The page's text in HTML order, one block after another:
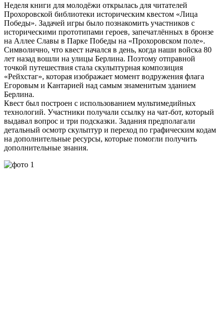
Неделя книги для молодёжи открылась для читателей
Прохоровской библиотеки историческим квестом «Лица
Победы». Задачей игры было познакомить участников с
историческими прототипами героев, запечатлённых в бронзе
на Аллее Славы в Парке Победы на «Прохоровском поле».
Символично, что квест начался в день, когда наши войска 80
лет назад вошли на улицы Берлина. Поэтому отправной
точкой путешествия стала скульптурная композиция
«Рейхстаг», которая изображает момент водружения флага
Егоровым и Кантарией над самым знаменитым зданием
Берлина.
Квест был построен с использованием мультимедийных
технологий. Участники получали ссылку на чат-бот, который
выдавал вопрос и три подсказки. Задания предполагали
детальный осмотр скульптур и переход по графическим кодам
на дополнительные ресурсы, которые помогли получить
дополнительные знания.